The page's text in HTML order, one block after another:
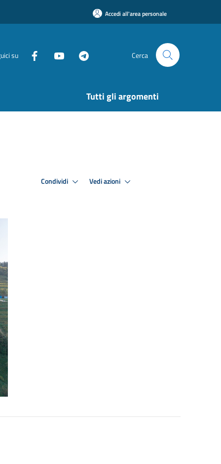
Accedi all'area personale
su Cerca
Tutti gli argomenti
Condividi Vedi azioni